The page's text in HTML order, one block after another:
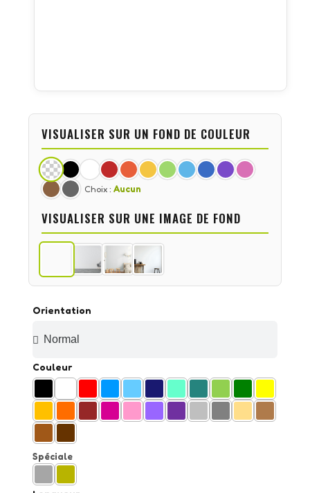
Orientation
Couleur
Spéciale
VISUALISER SUR UN FOND DE COULEUR
Choix : Aucun
VISUALISER SUR UNE IMAGE DE FOND